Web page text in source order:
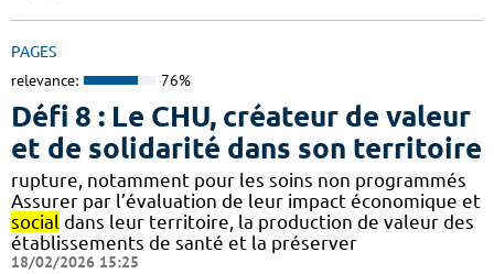
PAGES
relevance: 76%
Défi 8 : Le CHU, créateur de valeur
et de solidarité dans son territoire
rupture, notamment pour les soins non programmés
Assurer par l’évaluation de leur impact économique et
social dans leur territoire, la production de valeur des
établissements de santé et la préserver
18/02/2026 15:25